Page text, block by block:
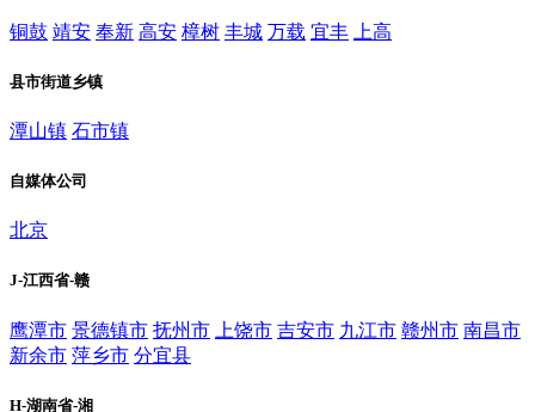
铜鼓 靖安 奉新 高安 樟树 丰城 万载 宜丰 上高
县市街道乡镇
潭山镇 石市镇
自媒体公司
北京
J-江西省-赣
鹰潭市 景德镇市 抚州市 上饶市 吉安市 九江市 赣州市 南昌市
新余市 萍乡市 分宜县
H-湖南省-湘